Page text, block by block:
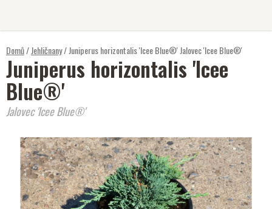
Domů/Jehličnany/Juniperus horizontalis 'Icee Blue®'Jalovec 'Icee Blue®'
Juniperus horizontalis 'Icee
Blue®'
Jalovec 'Icee Blue®'